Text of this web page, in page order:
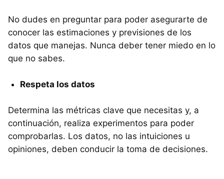
No dudes en preguntar para poder asegurarte de
conocer las estimaciones y previsiones de los
datos que manejas. Nunca deber tener miedo en lo
que no sabes.
Respeta los datos
Determina las métricas clave que necesitas y, a
continuación, realiza experimentos para poder
comprobarlas. Los datos, no las intuiciones u
opiniones, deben conducir la toma de decisiones.